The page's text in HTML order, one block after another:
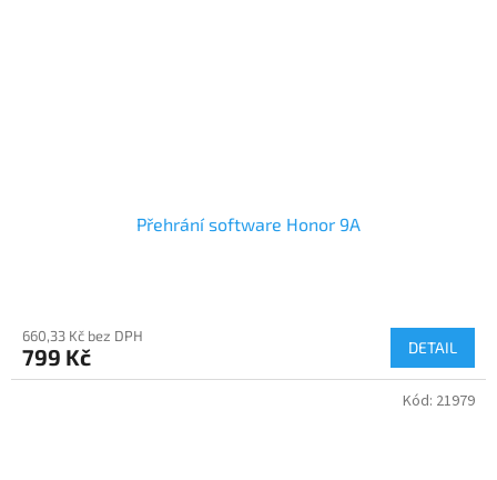
Přehrání software Honor 9A
660,33 Kč bez DPH
799 Kč DETAIL
Kód: 21979